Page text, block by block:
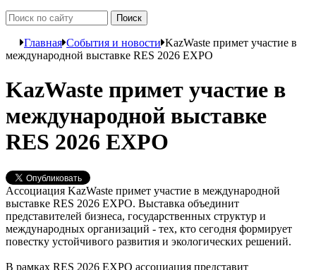
Главная События и новости KazWaste примет участие в
международной выставке RES 2026 EXPO
KazWaste примет участие в
международной выставке
RES 2026 EXPO
Ассоциация KazWaste примет участие в международной
выставке RES 2026 EXPO. Выставка объединит
представителей бизнеса, государственных структур и
международных организаций - тех, кто сегодня формирует
повестку устойчивого развития и экологических решений.
В рамках RES 2026 EXPO ассоциация представит